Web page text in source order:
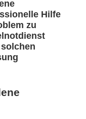
Hilfe
zu